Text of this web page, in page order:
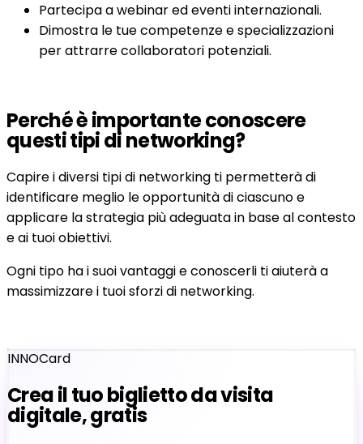
Partecipa a webinar ed eventi internazionali.
Dimostra le tue competenze e specializzazioni
per attrarre collaboratori potenziali.
Perché è importante conoscere
questi tipi di networking?
Capire i diversi tipi di networking ti permetterà di
identificare meglio le opportunità di ciascuno e
applicare la strategia più adeguata in base al contesto
e ai tuoi obiettivi.
Ogni tipo ha i suoi vantaggi e conoscerli ti aiuterà a
massimizzare i tuoi sforzi di networking.
INNOCard
Crea il tuo biglietto da visita
digitale, gratis